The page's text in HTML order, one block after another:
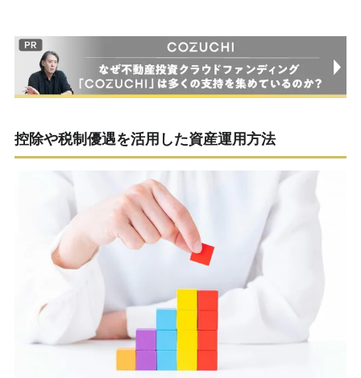
控除や税制優遇を活用した資産運用方法